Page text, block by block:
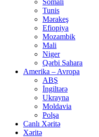
Somali
Tunis
Mərakeş
Efiopiya
Mozambik
Mali
Niger
Qərbi Sahara
Amerika – Avropa
ABŞ
İngiltərə
Ukrayna
Moldavia
Polşa
Canlı Xəritə
Xəritə